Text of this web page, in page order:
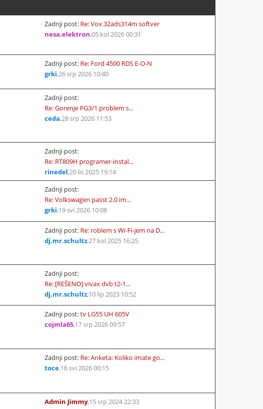
Zadnji post: Re: Vox 32ads314m softver
nesa.elektron,05 kol 2026 00:31
Zadnji post: Re: Ford 4500 RDS E-O-N
grki,26 srp 2026 10:40
Zadnji post:
Re: Gorenje PG3/1 problem s...
ceda,28 srp 2026 11:53
Zadnji post:
Re: RT809H programer-instal...
rinedel,20 lis 2025 19:14
Zadnji post:
Re: Volkswagen passt 2.0 im...
grki,19 svi 2026 10:08
Zadnji post: Re: roblem s Wi-Fi-jem na D...
dj.mr.schultz,27 kol 2025 16:25
Zadnji post:
Re: [REŠENO] vivax dvb t2-1...
dj.mr.schultz,10 lip 2023 10:52
Zadnji post:tv LG55 UH 605V
cojmla65,17 srp 2026 09:57
Zadnji post: Re: Anketa: Koliko imate go...
toce,16 svi 2026 00:15
Admin Jimmy,15 srp 2024 22:33